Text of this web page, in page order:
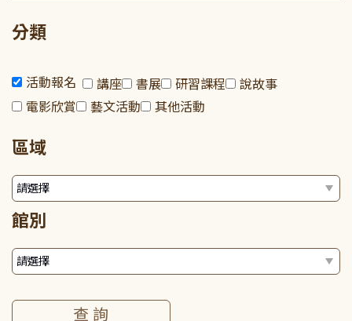
分類
活動報名 講座 書展 研習課程
說故事
電影欣賞
藝文活動 其他活動
區域
館別